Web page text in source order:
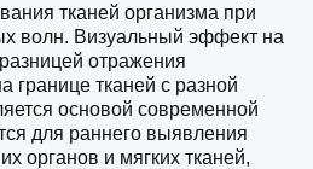
тканей организма при
волн. Визуальный эффект на
отражения
границе тканей с разной
основой современной
для раннего выявления
органов и мягких тканей,